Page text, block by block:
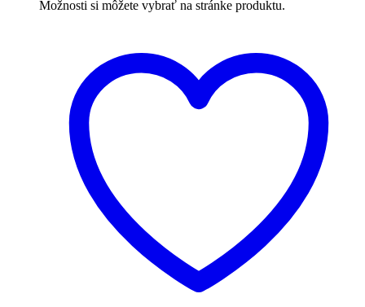
Možnosti si môžete vybrať na stránke produktu.